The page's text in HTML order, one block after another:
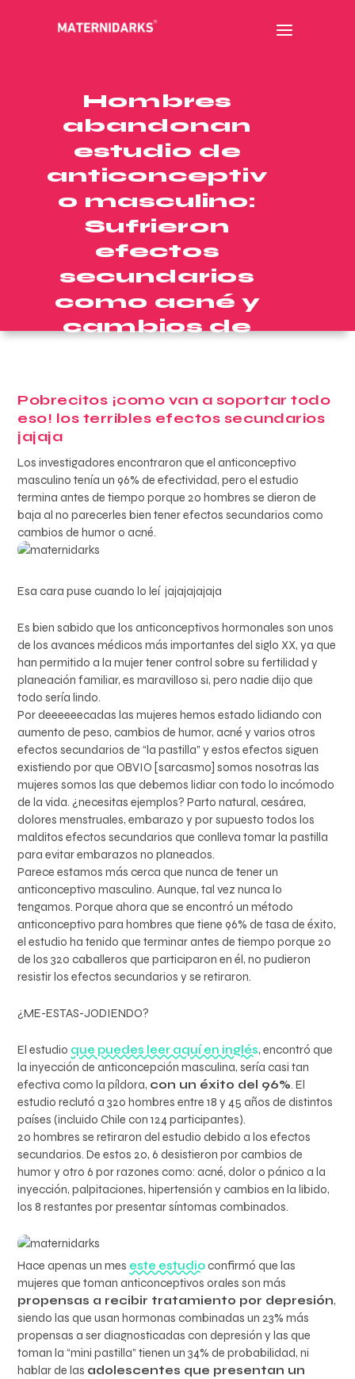
Hombres
abandonan
estudio de
anticonceptiv
o masculino:
Sufrieron
efectos
secundarios
como acné y
cambios de
Pobrecitos ¡como van a soportar todo
eso! los terribles efectos secundarios
jajaja
Los investigadores encontraron que el anticonceptivo
masculino tenía un 96% de efectividad, pero el estudio
termina antes de tiempo porque 20 hombres se dieron de
baja al no parecerles bien tener efectos secundarios como
cambios de humor o acné.
Esa cara puse cuando lo leí jajajajajaja
Es bien sabido que los anticonceptivos hormonales son unos
de los avances médicos más importantes del siglo XX, ya que
han permitido a la mujer tener control sobre su fertilidad y
planeación familiar, es maravilloso si, pero nadie dijo que
todo sería lindo.
Por deeeeeecadas las mujeres hemos estado lidiando con
aumento de peso, cambios de humor, acné y varios otros
efectos secundarios de “la pastilla” y estos efectos siguen
existiendo por que OBVIO [sarcasmo] somos nosotras las
mujeres somos las que debemos lidiar con todo lo incómodo
de la vida. ¿necesitas ejemplos? Parto natural, cesárea,
dolores menstruales, embarazo y por supuesto todos los
malditos efectos secundarios que conlleva tomar la pastilla
para evitar embarazos no planeados.
Parece estamos más cerca que nunca de tener un
anticonceptivo masculino. Aunque, tal vez nunca lo
tengamos. Porque ahora que se encontró un método
anticonceptivo para hombres que tiene 96% de tasa de éxito,
el estudio ha tenido que terminar antes de tiempo porque 20
de los 320 caballeros que participaron en él, no pudieron
resistir los efectos secundarios y se retiraron.
¿ME-ESTAS-JODIENDO?
El estudio que puedes leer aquí en inglés, encontró que
la inyección de anticoncepción masculina, sería casi tan
efectiva como la píldora, con un éxito del 96%. El
estudio reclutó a 320 hombres entre 18 y 45 años de distintos
países (incluido Chile con 124 participantes).
20 hombres se retiraron del estudio debido a los efectos
secundarios. De estos 20, 6 desistieron por cambios de
humor y otro 6 por razones como: acné, dolor o pánico a la
inyección, palpitaciones, hipertensión y cambios en la libido,
los 8 restantes por presentar síntomas combinados.
Hace apenas un mes este estudioconfirmó que las
mujeres que toman anticonceptivos orales son más
propensas a recibir tratamiento por depresión,
siendo las que usan hormonas combinadas un 23% más
propensas a ser diagnosticadas con depresión y las que
toman la “mini pastilla” tienen un 34% de probabilidad, ni
hablar de las adolescentes que presentan un